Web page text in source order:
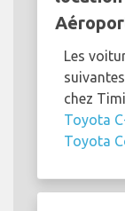
Les
chez
Toyota
Toyota